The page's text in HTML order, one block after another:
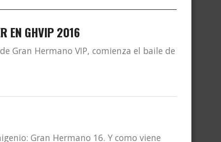
EN GHVIP 2016
Gran Hermano VIP, comienza el baile de
Gran Hermano 16. Y como viene